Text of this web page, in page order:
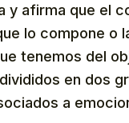
y afirma que el
lo compone o
tenemos del
en dos
a